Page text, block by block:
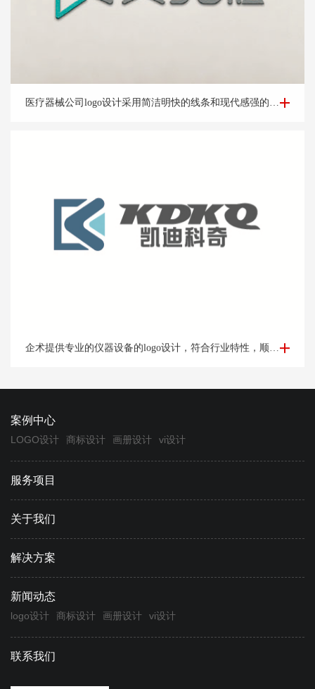
医疗器械公司logo设计-杭州艾*松公司logo设计案例
仪器logo设计-设备logo设计凯*科奇案例欣赏 企术提供专业的仪器设备的logo设计，符合行业特性，顺应时代发展，专业定制设计logo满意为止。
案例中心
LOGO设计 商标设计 画册设计 vi设计
服务项目
关于我们
解决方案
新闻动态
logo设计 商标设计 画册设计 vi设计
联系我们